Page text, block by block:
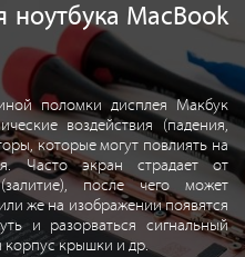
MacBook
поломки дисплея Макбук
воздействия (падения,
которые могут повлиять на
Часто экран страдает от
после чего может
же на изображении появятся
и разорваться сигнальный
корпус крышки и др.